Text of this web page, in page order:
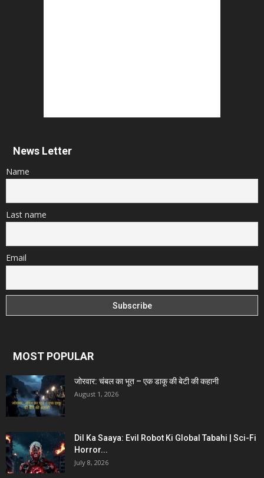
News Letter
Name
Last name
Email
MOST POPULAR
जोरवार: चंबल का भूत – एक डाकू की बेटी की कहानी
August 1, 2026
Dil Ka Saaya: Evil Robot Ki Global Tabahi | Sci-Fi
Horror...
July 8, 2026